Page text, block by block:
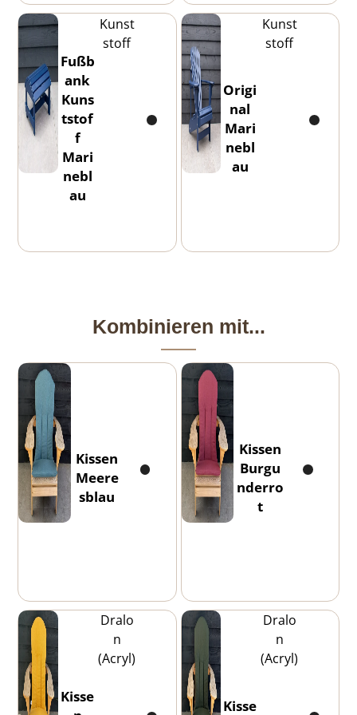
Fußb
ank
Kuns
tstof
f
Mari
nebl
au
Kunst
stoff
Origi
nal
Mari
nebl
au
Kunst
stoff
Kombinieren mit...
Kissen
Meere
sblau
Kissen
Burgu
nderro
t
Kisse
Dralo
n
(Acryl)
Kisse
Dralo
n
(Acryl)